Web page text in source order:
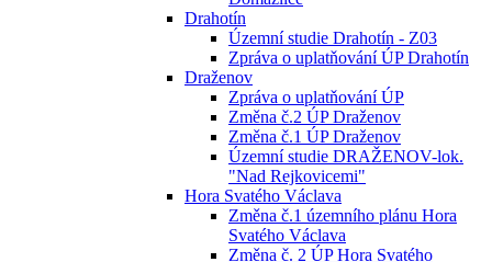
Drahotín
Územní studie Drahotín - Z03
Zpráva o uplatňování ÚP Drahotín
Draženov
Zpráva o uplatňování ÚP
Změna č.2 ÚP Draženov
Změna č.1 ÚP Draženov
Územní studie DRAŽENOV-lok.
"Nad Rejkovicemi"
Hora Svatého Václava
Změna č.1 územního plánu Hora
Svatého Václava
Změna č. 2 ÚP Hora Svatého